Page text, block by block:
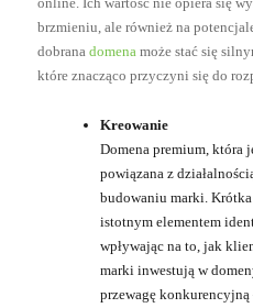
brzmieniu, ale również na
dobranadomenamoże stać się
które znacząco przyczyni się do
Kreowanie
Domena premium, która
powiązana z
budowaniu marki.
istotnym elementem
wpływając na to, jak
marki inwestują w
przewagę